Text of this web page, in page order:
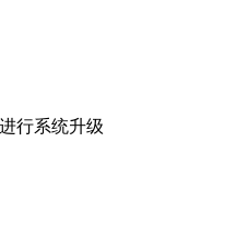
行系统升级